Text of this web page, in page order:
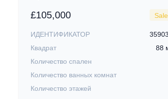
£105,000 Sale
ИДЕНТИФИКАТОР
Квадрат
88
Количество спален
Количество ванных комнат
Количество этажей